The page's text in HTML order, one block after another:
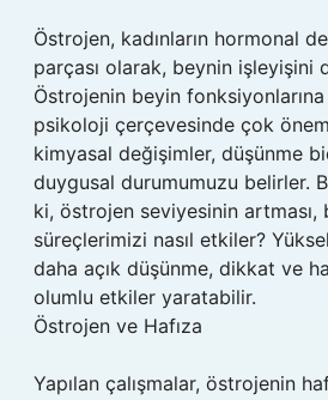
Östrojen, kadınların hormonal
parçası olarak, beynin işleyişini
Östrojenin beyin
psikoloji çerçevesinde çok
kimyasal değişimler, düşünme
duygusal durumumuzu belirler.
ki, östrojen seviyesinin artması,
süreçlerimizi nasıl etkiler?
daha açık düşünme, dikkat ve
olumlu etkiler yaratabilir.
Östrojen ve Hafıza
Yapılan çalışmalar, östrojenin